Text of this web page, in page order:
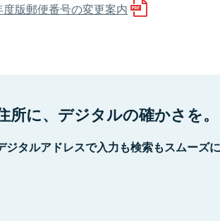
版郵便番号の変更案内
所に、デジタルの確かさを。
ジタルアドレスで入力も検索もスムーズ